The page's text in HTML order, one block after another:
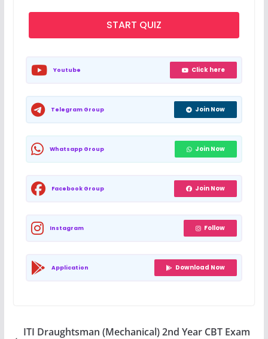
START QUIZ
Youtube Click here
Telegram Group Join Now
Whatsapp Group Join Now
Facebook Group Join Now
Instagram Follow
Application Download Now
ITI Draughtsman (Mechanical) 2nd Year CBT Exam